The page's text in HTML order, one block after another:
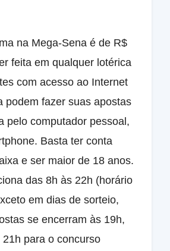
na Mega-Sena é de R$
feita em qualquer lotérica
com acesso ao Internet
podem fazer suas apostas
pelo computador pessoal,
Basta ter conta
e ser maior de 18 anos.
das 8h às 22h (horário
em dias de sorteio,
se encerram às 19h,
para o concurso